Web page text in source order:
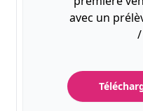
avec un